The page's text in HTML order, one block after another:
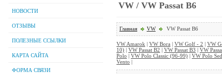
НОВОСТИ
ОТЗЫВЫ
ПОЛЕЗНЫЕ ССЫЛКИ
КАРТА САЙТА
ФОРМА СВЯЗИ
VW / VW Passat B6
Главная VW VW Passat B6
VW Amarok | VW Bora | VW Golf - 2 | VW
10) | VW Passat B2 | VW Passat B3 | VW
Polo | VW Polo Classic (96-99) | VW Polo
Vento |